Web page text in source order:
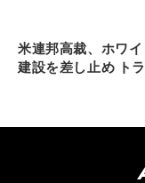
米連邦高裁、ホワ
建設を差し止め ト